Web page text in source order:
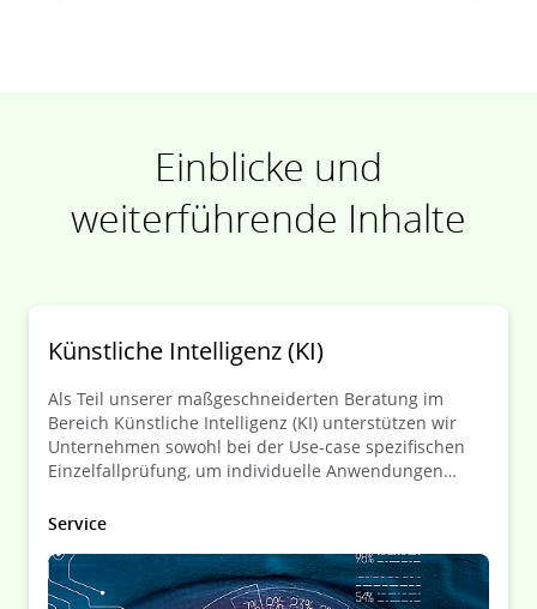
Einblicke und
weiterführende Inhalte
Künstliche Intelligenz (KI)
Als Teil unserer maßgeschneiderten Beratung im
Bereich Künstliche Intelligenz (KI) unterstützen wir
Unternehmen sowohl bei der Use-case spezifischen
Einzelfallprüfung, um individuelle Anwendungen
von umfassenden Governance-Strukturen für den
wir Hand-in-Hand mit den KI-Spezialisten von Deloitte,
sodass unsere Beratung stets eng an den technischen
Service